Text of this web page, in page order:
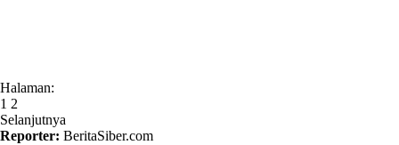
Halaman:
1 2
Selanjutnya
Reporter: BeritaSiber.com